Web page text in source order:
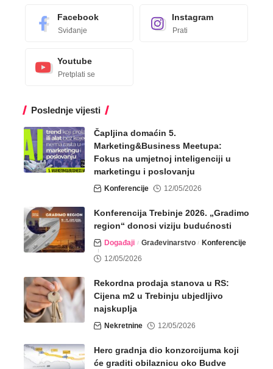
Facebook
Sviđanje
Instagram
Prati
Youtube
Pretplati se
Poslednje vijesti
Čapljina domaćin 5.
Marketing&Business Meetupa:
Fokus na umjetnoj inteligenciji u
marketingu i poslovanju
Konferencije 12/05/2026
Konferencija Trebinje 2026. „Gradimo
region“ donosi viziju budućnosti
Događaji Građevinarstvo
Konferencije
12/05/2026
Rekordna prodaja stanova u RS:
Cijena m2 u Trebinju ubjedljivo
najskuplja
Nekretnine 12/05/2026
Herc gradnja dio konzorcijuma koji
će graditi obilaznicu oko Budve